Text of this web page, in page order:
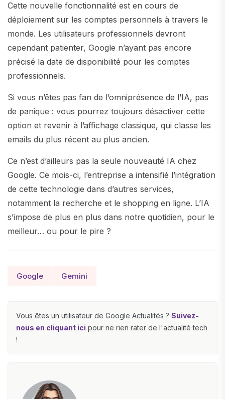
Cette nouvelle fonctionnalité est en cours de
déploiement sur les comptes personnels à travers le
monde. Les utilisateurs professionnels devront
cependant patienter, Google n’ayant pas encore
précisé la date de disponibilité pour les comptes
professionnels.
Si vous n’êtes pas fan de l’omniprésence de l’IA, pas
de panique : vous pourrez toujours désactiver cette
option et revenir à l’affichage classique, qui classe les
emails du plus récent au plus ancien.
Ce n’est d’ailleurs pas la seule nouveauté IA chez
Google. Ce mois-ci, l’entreprise a intensifié l’intégration
de cette technologie dans d’autres services,
notamment la recherche et le shopping en ligne. L’IA
s’impose de plus en plus dans notre quotidien, pour le
meilleur… ou pour le pire ?
Google Gemini
Vous êtes un utilisateur de Google Actualités ? Suivez-
nous en cliquant ici pour ne rien rater de l'actualité tech
!